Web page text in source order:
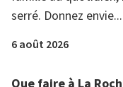
serré. Donnez envie...
6 août 2026
Que faire à La